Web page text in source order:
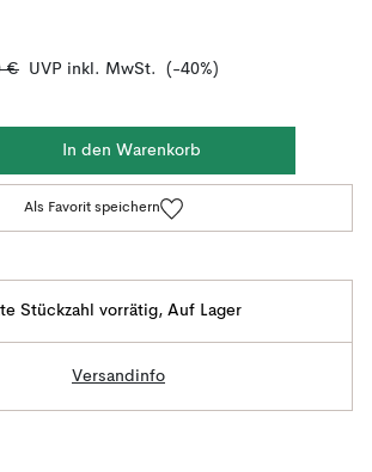
€ UVP inkl. MwSt. (-40%)
In den Warenkorb
Als Favorit speichern
Stückzahl vorrätig, Auf Lager
Versandinfo